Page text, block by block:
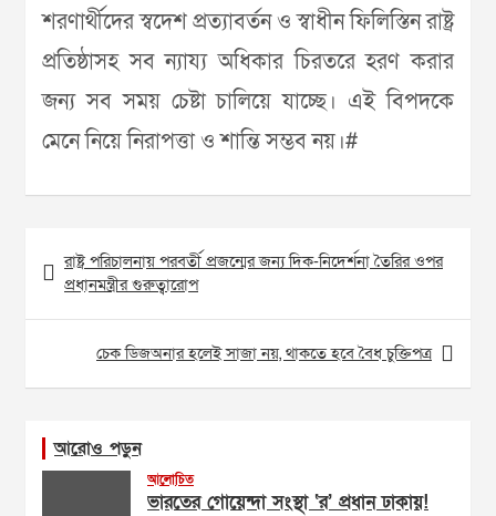
শরণার্থীদের স্বদেশ প্রত্যাবর্তন ও স্বাধীন ফিলিস্তিন রাষ্ট্র
প্রতিষ্ঠাসহ সব ন্যায্য অধিকার চিরতরে হরণ করার
জন্য সব সময় চেষ্টা চালিয়ে যাচ্ছে। এই বিপদকে
মেনে নিয়ে নিরাপত্তা ও শান্তি সম্ভব নয়।#
Post
navigation
রাষ্ট্র পরিচালনায় পরবর্তী প্রজন্মের জন্য দিক-নিদের্শনা তৈরির ওপর
প্রধানমন্ত্রীর গুরুত্বারোপ
চেক ডিজঅনার হলেই সাজা নয়, থাকতে হবে বৈধ চুক্তিপত্র
আরোও পড়ুন
আলোচিত
ভারতের গোয়েন্দা সংস্থা ‘র’ প্রধান ঢাকায়!